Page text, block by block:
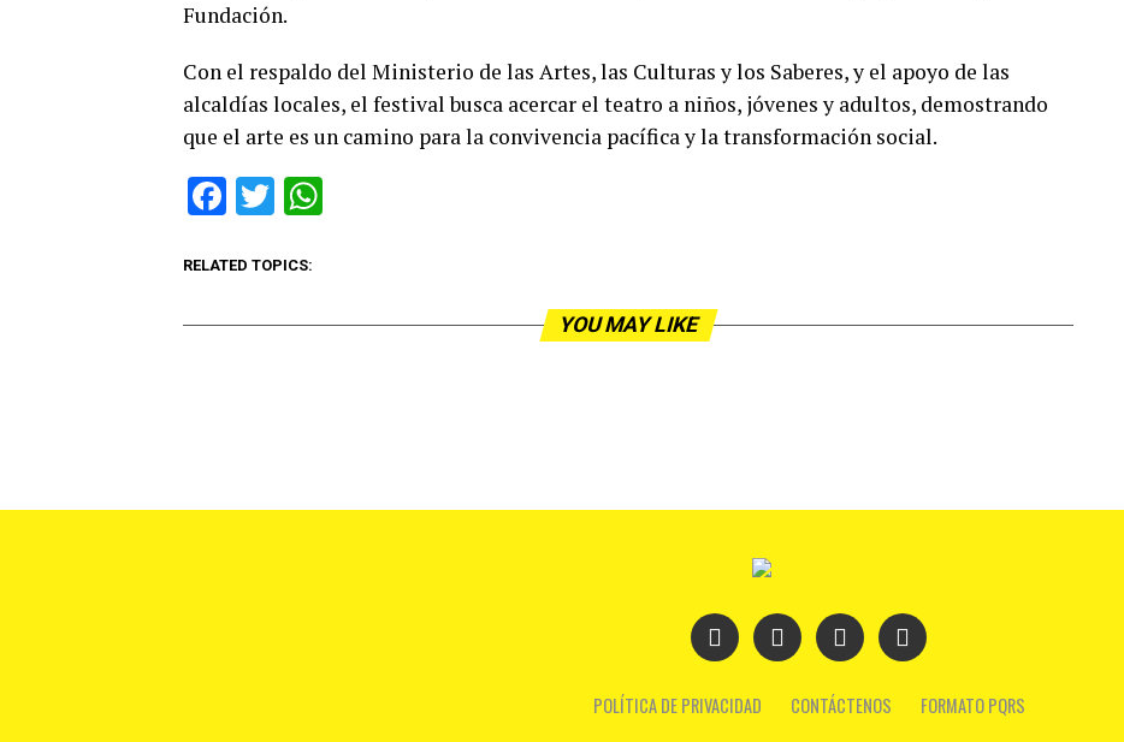
Fundación.
Con el respaldo del Ministerio de las Artes, las Culturas y los Saberes, y el apoyo de las
alcaldías locales, el festival busca acercar el teatro a niños, jóvenes y adultos, demostrando
que el arte es un camino para la convivencia pacífica y la transformación social.
Facebook
Twitter
RELATED TOPICS:
YOU MAY LIKE
POLÍTICA DE PRIVACIDAD CONTÁCTENOS FORMATO PQRS